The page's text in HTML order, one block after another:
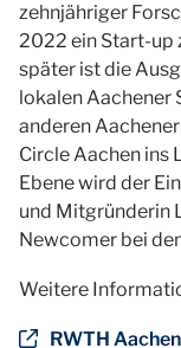
zehnjähriger
2022 ein Start-up
später ist die
lokalen Aachener
anderen
Circle Aachen ins
Ebene wird der
und Mitgründerin
Newcomer bei
Weitere
RWTH